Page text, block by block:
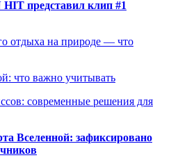
представил клип #1
отдыха на природе — что
что важно учитывать
современные решения для
Вселенной: зафиксировано